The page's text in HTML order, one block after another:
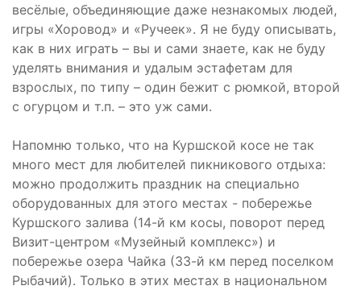
весёлые, объединяющие даже незнакомых людей,
игры «Хоровод» и «Ручеек». Я не буду описывать,
как в них играть – вы и сами знаете, как не буду
уделять внимания и удалым эстафетам для
взрослых, по типу – один бежит с рюмкой, второй
с огурцом и т.п. – это уж сами.
Напомню только, что на Куршской косе не так
много мест для любителей пикникового отдыха:
можно продолжить праздник на специально
оборудованных для этого местах - побережье
Куршского залива (14-й км косы, поворот перед
Визит-центром «Музейный комплекс») и
побережье озера Чайка (33-й км перед поселком
Рыбачий). Только в этих местах в национальном